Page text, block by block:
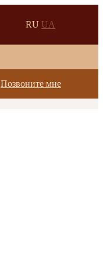
RU UA
Позвоните мне